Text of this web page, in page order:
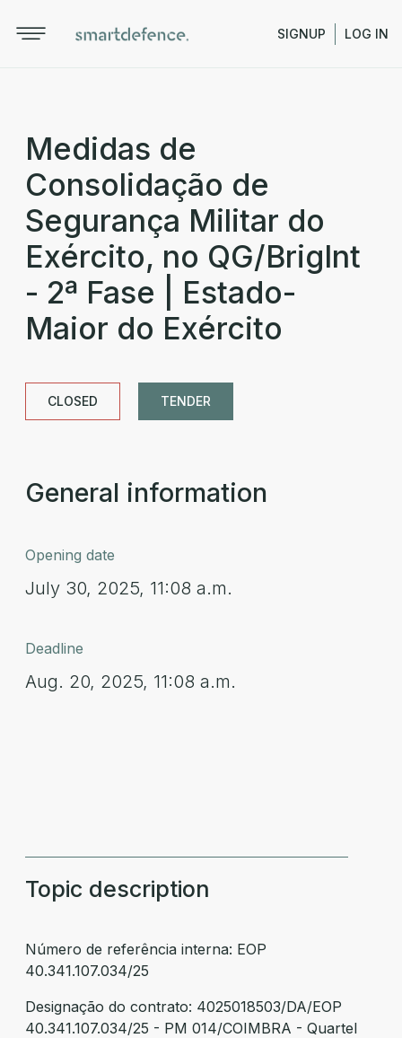
SIGNUP LOG IN
Medidas de
Consolidação de
Segurança Militar do
Exército, no QG/BrigInt
- 2ª Fase | Estado-
Maior do Exército
CLOSED TENDER
General information
Opening date
July 30, 2025, 11:08 a.m.
Deadline
Aug. 20, 2025, 11:08 a.m.
Topic description
Número de referência interna: EOP
40.341.107.034/25
Designação do contrato: 4025018503/DA/EOP
40.341.107.034/25 - PM 014/COIMBRA - Quartel